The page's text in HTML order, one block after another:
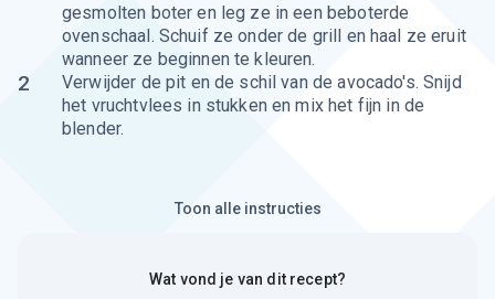
gesmolten boter en leg ze in een beboterde
ovenschaal. Schuif ze onder de grill en haal ze eruit
wanneer ze beginnen te kleuren.
2
Verwijder de pit en de schil van de avocado's. Snijd
het vruchtvlees in stukken en mix het fijn in de
blender.
Toon alle instructies
Wat vond je van dit recept?